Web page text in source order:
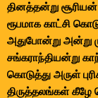
தினத்தன்று
ரூபமாக காட்சி
அதுபோன்று அன்று
சங்கராந்தியன்று
கொடுத்து அருள்
திருத்தலங்கள்